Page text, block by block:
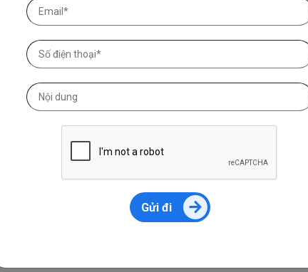
bảo hệ thống thanh toán, tiền mặt để chi trả
hàng Nhà nước Việt Nam sẽ đảm bảo hệ thống thanh
đáp ứng nhu cầu chi trả cho người dân, đồng thời chỉ
hàng thương mại, đặc biệt là những ngân hàng có tài
nước, phối hợp tổ chức thanh toán kịp thời.
nhân dân các tỉnh, thành phố cũng sẽ chỉ đạo Sở Tài
đối đủ nguồn lực từ ngân sách trung ương và ngân
để thực hiện tặng quà cho người dân trên địa bàn.
Gửi đi